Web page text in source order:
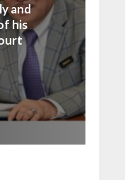
and
his